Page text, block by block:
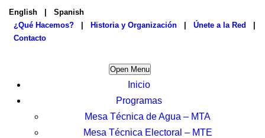
English
Spanish
¿Qué Hacemos?
Historia y Organización Únete a la Red
Contacto
Open Menu
Inicio
Programas
Mesa Técnica de Agua – MTA
Mesa Técnica Electoral – MTE